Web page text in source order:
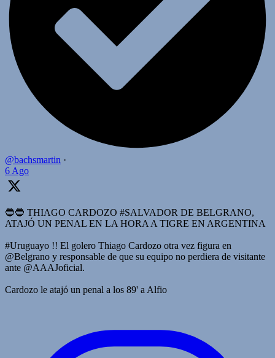
@bachsmartin ·
6 Ago
🔵🔵 THIAGO CARDOZO #SALVADOR DE BELGRANO,
ATAJÓ UN PENAL EN LA HORA A TIGRE EN ARGENTINA
#Uruguayo !! El golero Thiago Cardozo otra vez figura en
@Belgrano y responsable de que su equipo no perdiera de visitante
ante @AAAJoficial.
Cardozo le atajó un penal a los 89' a Alfio